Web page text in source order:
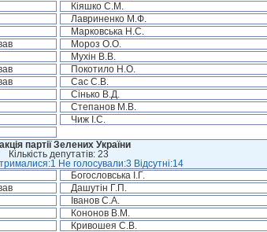
Кіяшко С.М.
Лавриненко М.Ф.
Марковська Н.С.
Мороз О.О.
Мухін В.В.
Покотило Н.О.
Сас С.В.
Сінько В.Д.
Степанов М.В.
Чиж І.С.
партії Зелених України
Кількість депутатів: 23
Не голосували:3 Відсутні:14
Богословська І.Г.
Дашутін Г.П.
Іванов С.А.
Кононов В.М.
Кривошея С.В.